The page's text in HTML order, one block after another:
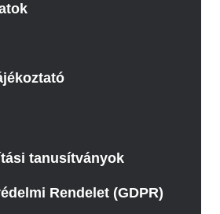
tanusítványok
Rendelet (GDPR)